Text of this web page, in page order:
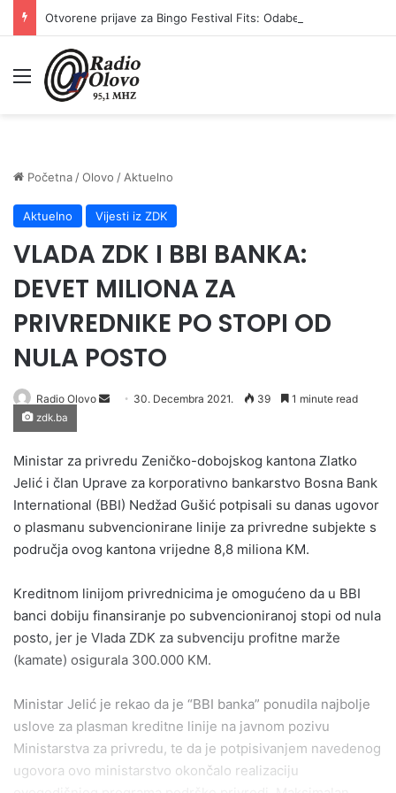
Meni
Početna /Olovo / Aktuelno
Aktuelno Vijesti iz ZDK
VLADA ZDK I BBI BANKA:
DEVET MILIONA ZA
PRIVREDNIKE PO STOPI OD
NULA POSTO
Radio Olovo
Send 30. Decembra 2021. 39 1 minute read
zdk.ba
Ministar za privredu Zeničko-dobojskog kantona Zlatko
Jelić i član Uprave za korporativno bankarstvo Bosna Bank
International (BBI) Nedžad Gušić potpisali su danas ugovor
o plasmanu subvencionirane linije za privredne subjekte s
područja ovog kantona vrijedne 8,8 miliona KM.
Kreditnom linijom privrednicima je omogućeno da u BBI
banci dobiju finansiranje po subvencioniranoj stopi od nula
posto, jer je Vlada ZDK za subvenciju profitne marže
(kamate) osigurala 300.000 KM.
Ministar Jelić je rekao da je “BBI banka” ponudila najbolje
uslove za plasman kreditne linije na javnom pozivu
Ministarstva za privredu, te da je potpisivanjem navedenog
ugovora ovo ministarstvo okončalo realizaciju